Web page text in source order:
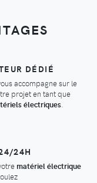
DÉDIÉ
accompagne sur le
projet en tant que
électriques.
24H
matériel électrique